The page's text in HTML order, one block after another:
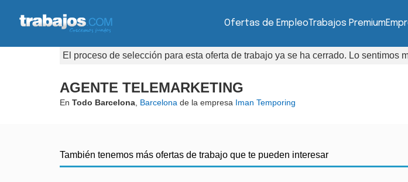
Ofertas de EmpleoTrabajos Premium
El proceso de selección para esta oferta de trabajo ya se ha cerrado. Lo sentimos
AGENTE TELEMARKETING
En Todo Barcelona Barcelona de la empresa Iman Temporing
También tenemos más ofertas de trabajo que te pueden interesar